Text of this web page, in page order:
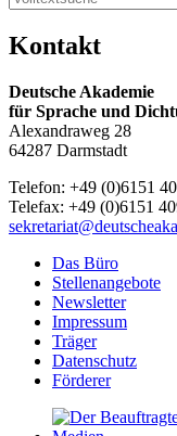
Kontakt
Deutsche Akademie
für Sprache und
Alexandraweg 28
64287 Darmstadt
Telefon: +49 (0)6151
Telefax: +49 (0)6151
Das Büro
Stellenangebote
Newsletter
Impressum
Träger
Datenschutz
Förderer